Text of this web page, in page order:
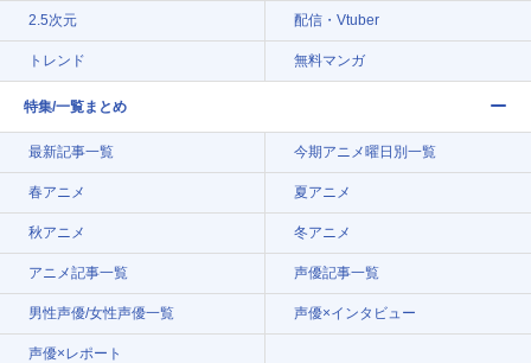
2.5次元 配信・Vtuber
トレンド 無料マンガ
特集/一覧まとめ
最新記事一覧 今期アニメ曜日別一覧
春アニメ 夏アニメ
秋アニメ 冬アニメ
アニメ記事一覧 声優記事一覧
男性声優/女性声優一覧 声優×インタビュー
声優×レポート